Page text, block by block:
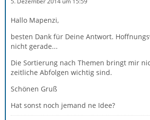
Hallo Mapenzi,
besten Dank für Deine Antwort.
nicht gerade...
Die Sortierung nach Themen bringt mir
zeitliche Abfolgen wichtig sind.
Schönen Gruß
Hat sonst noch jemand ne Idee?